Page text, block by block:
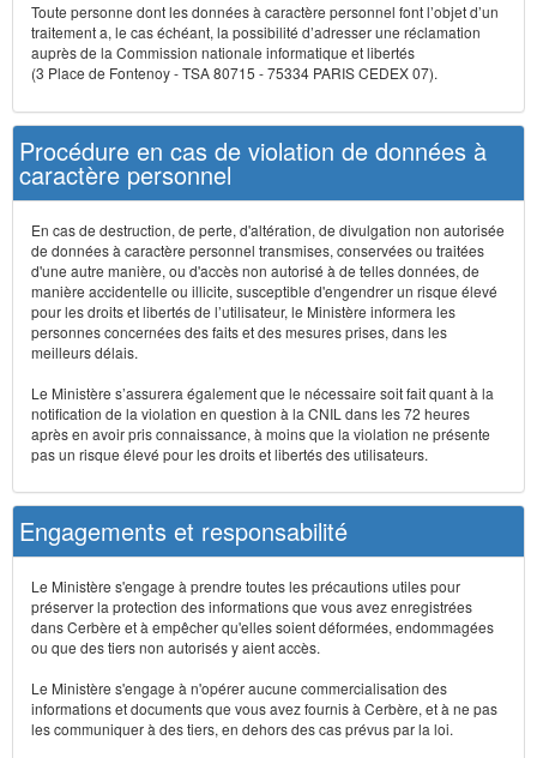
Toute personne dont les données à caractère personnel font l’objet d’un
traitement a, le cas échéant, la possibilité d’adresser une réclamation
auprès de la Commission nationale informatique et libertés
(3 Place de Fontenoy - TSA 80715 - 75334 PARIS CEDEX 07).
Procédure en cas de violation de données à
caractère personnel
En cas de destruction, de perte, d'altération, de divulgation non autorisée
de données à caractère personnel transmises, conservées ou traitées
d'une autre manière, ou d'accès non autorisé à de telles données, de
manière accidentelle ou illicite, susceptible d'engendrer un risque élevé
pour les droits et libertés de l’utilisateur, le Ministère informera les
personnes concernées des faits et des mesures prises, dans les
meilleurs délais.
Le Ministère s’assurera également que le nécessaire soit fait quant à la
notification de la violation en question à la CNIL dans les 72 heures
après en avoir pris connaissance, à moins que la violation ne présente
pas un risque élevé pour les droits et libertés des utilisateurs.
Engagements et responsabilité
Le Ministère s'engage à prendre toutes les précautions utiles pour
préserver la protection des informations que vous avez enregistrées
dans Cerbère et à empêcher qu'elles soient déformées, endommagées
ou que des tiers non autorisés y aient accès.
Le Ministère s'engage à n'opérer aucune commercialisation des
informations et documents que vous avez fournis à Cerbère, et à ne pas
les communiquer à des tiers, en dehors des cas prévus par la loi.